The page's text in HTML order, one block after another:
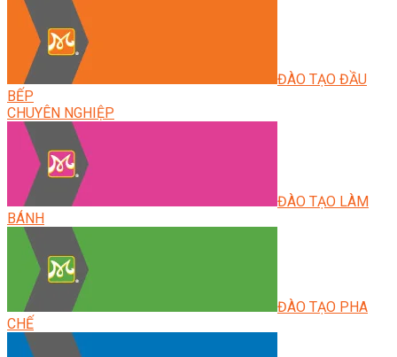
ĐÀO TẠO ĐẦU
BẾP
CHUYÊN NGHIỆP
ĐÀO TẠO LÀM
BÁNH
ĐÀO TẠO PHA
CHẾ